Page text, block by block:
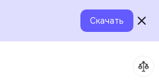
Скачать